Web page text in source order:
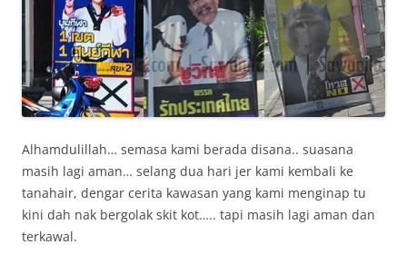
Alhamdulillah… semasa kami berada disana.. suasana
masih lagi aman… selang dua hari jer kami kembali ke
tanahair, dengar cerita kawasan yang kami menginap tu
kini dah nak bergolak skit kot….. tapi masih lagi aman dan
terkawal.